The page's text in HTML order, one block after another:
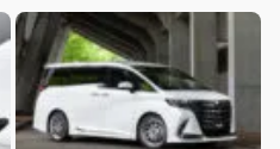
今だからこそ狙いたい！